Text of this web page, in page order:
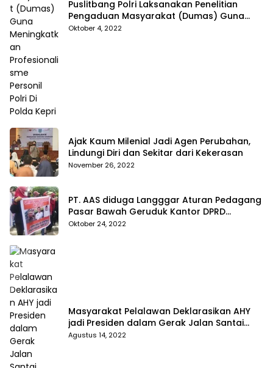
Puslitbang Polri Laksanakan Penelitian
Pengaduan Masyarakat (Dumas) Guna
Meningkatkan Profesionalisme Personil Polri
Oktober 4, 2022
Ajak Kaum Milenial Jadi Agen Perubahan,
Lindungi Diri dan Sekitar dari Kekerasan
November 26, 2022
PT. AAS diduga Langggar Aturan Pedagang
Pasar Bawah Geruduk Kantor DPRD
Pekanbaru
Oktober 24, 2022
Masyarakat Pelalawan Deklarasikan AHY
jadi Presiden dalam Gerak Jalan Santai
Partai Demokrat
Agustus 14, 2022